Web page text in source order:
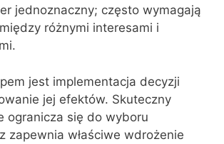
jednoznaczny; często wymagają
różnymi interesami i
jest implementacja decyzji
jej efektów. Skuteczny
ogranicza się do wyboru
zapewnia właściwe wdrożenie